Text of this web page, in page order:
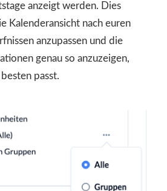
anzeigt werden. Dies
Kalenderansicht nach euren
anzupassen und die
genau so anzuzeigen,
passt.